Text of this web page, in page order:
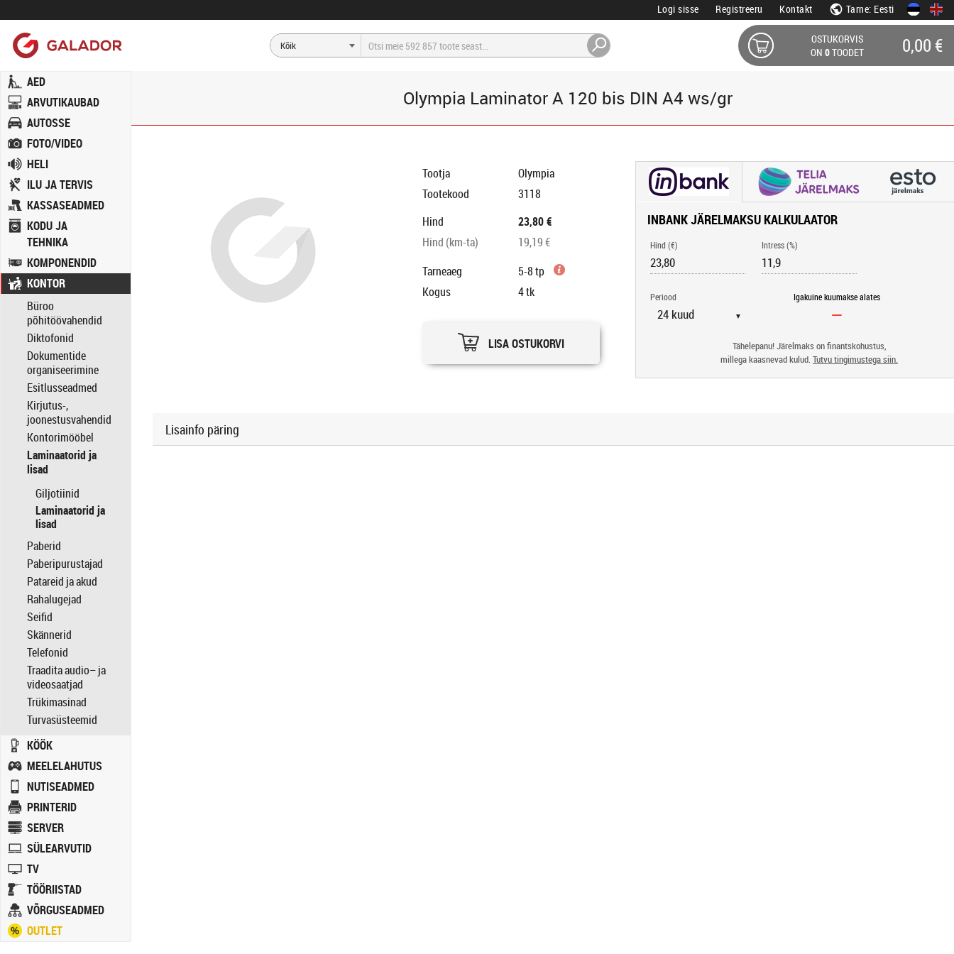
Logi sisse Registreeru Kontakt Tarne: Eesti
OSTUKORVIS
ON 0TOODET 0,00 €
AED
ARVUTIKAUBAD
AUTOSSE
FOTO/VIDEO
HELI
ILU JA TERVIS
KASSASEADMED
KODU JA
TEHNIKA
KOMPONENDID
KONTOR
Büroo
põhitöövahendid
Diktofonid
Dokumentide
organiseerimine
Esitlusseadmed
Kirjutus-,
joonestusvahendid
Kontorimööbel
Laminaatorid ja
lisad
Giljotiinid
Laminaatorid ja
lisad
Paberid
Paberipurustajad
Patareid ja akud
Rahalugejad
Seifid
Skännerid
Telefonid
Traadita audio– ja
videosaatjad
Trükimasinad
Turvasüsteemid
KÖÖK
MEELELAHUTUS
NUTISEADMED
PRINTERID
SERVER
SÜLEARVUTID
TV
TÖÖRIISTAD
VÕRGUSEADMED
OUTLET
Olympia Laminator A 120 bis DIN A4 ws/gr
Tootja
Olympia
Tootekood
3118
Hind
23,80 €
Hind (km-ta)
19,19 €
Tarneaeg
5-8 tp
Kogus
4tk
LISA OSTUKORVI
INBANK JÄRELMAKSU KALKULAATOR
Hind (€) Intress (%)
Periood
▼
Igakuine kuumakse alates
Tähelepanu! Järelmaks on finantskohustus,
millega kaasnevad kulud.Tutvu tingimustega siin.
Lisainfo päring